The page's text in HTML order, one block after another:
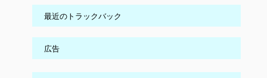
最近のトラックバック
広告